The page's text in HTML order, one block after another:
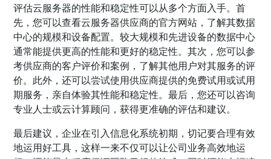
评估云服务器的性能和稳定性可以从多个方面入手。首
先，您可以查看云服务器供应商的官方网站，了解其数据
中心的规模和设备配置。较大规模和先进设备的数据中心
通常能提供更高的性能和更好的稳定性。其次，您可以参
考供应商的客户评价和案例，了解其他用户对其服务的评
价。此外，还可以尝试使用供应商提供的免费试用或试用
期服务，亲自体验其性能和稳定性。最后，您还可以咨询
专业人士或云计算顾问，获得更准确的评估和建议。
最后建议，企业在引入信息化系统初期，切记要合理有效
地运用好工具，这样一来不仅可以让公司业务高效地运